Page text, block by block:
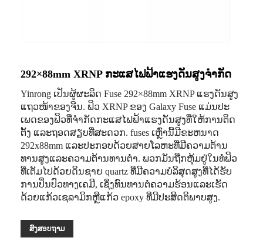
292×88mm XRNP ກະແສໄຟຟ້າແຮງດັນສູງຈຳກັດ
Yinrong ເປັນຜູ້ຜະລິດ Fuse 292×88mm XRNP ແຮງດັນສູງ
ແຖວໜ້າຂອງຈີນ. ຟິວ XRNP ຂອງ Galaxy Fuse ແມ່ນປະ
ເພດຂອງຟິວທີ່ຈຳກັດກະແສໄຟຟ້າແຮງດັນສູງທີ່ໃຫ້ການຕິດ
ຕັ້ງ ແລະຖອດສຽບທີ່ສະດວກ. fuses ເຫຼົ່ານີ້ມີຂະຫນາດ
292x88mm ແລະປະກອບດ້ວຍສາຍໂລຫະທີ່ມີຄວາມຕ້ານ
ທານສູງແລະຄວາມຕ້ານທານຕ່ໍາ. ພວກມັນຖືກຫຸ້ມຢູ່ໃນທໍ່ຟິວ
ທີ່ເຕັມໄປດ້ວຍດິນຊາຍ quartz ທີ່ມີຄວາມບໍລິສຸດສູງທີ່ໄດ້ຮັບ
ການປິ່ນປົວທາງເຄມີ, ເຊິ່ງທົນທານຕໍ່ຄວາມຮ້ອນແລະເຮັດ
ດ້ວຍແກ້ວເຊລາມິກຫຼືແກ້ວ epoxy ທີ່ມີປະສິດຕິພາບສູງ.
ສົ່ງສອບຖາມ